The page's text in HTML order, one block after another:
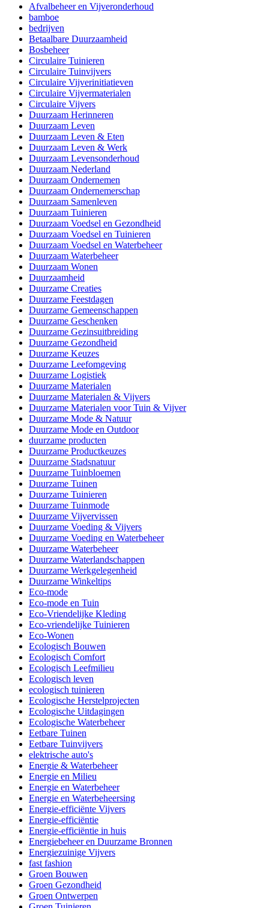
Afvalbeheer en Vijveronderhoud
bamboe
bedrijven
Betaalbare Duurzaamheid
Bosbeheer
Circulaire Tuinieren
Circulaire Tuinvijvers
Circulaire Vijverinitiatieven
Circulaire Vijvermaterialen
Circulaire Vijvers
Duurzaam Herinneren
Duurzaam Leven
Duurzaam Leven & Eten
Duurzaam Leven & Werk
Duurzaam Levensonderhoud
Duurzaam Nederland
Duurzaam Ondernemen
Duurzaam Ondernemerschap
Duurzaam Samenleven
Duurzaam Tuinieren
Duurzaam Voedsel en Gezondheid
Duurzaam Voedsel en Tuinieren
Duurzaam Voedsel en Waterbeheer
Duurzaam Waterbeheer
Duurzaam Wonen
Duurzaamheid
Duurzame Creaties
Duurzame Feestdagen
Duurzame Gemeenschappen
Duurzame Geschenken
Duurzame Gezinsuitbreiding
Duurzame Gezondheid
Duurzame Keuzes
Duurzame Leefomgeving
Duurzame Logistiek
Duurzame Materialen
Duurzame Materialen & Vijvers
Duurzame Materialen voor Tuin & Vijver
Duurzame Mode & Natuur
Duurzame Mode en Outdoor
duurzame producten
Duurzame Productkeuzes
Duurzame Stadsnatuur
Duurzame Tuinbloemen
Duurzame Tuinen
Duurzame Tuinieren
Duurzame Tuinmode
Duurzame Vijvervissen
Duurzame Voeding & Vijvers
Duurzame Voeding en Waterbeheer
Duurzame Waterbeheer
Duurzame Waterlandschappen
Duurzame Werkgelegenheid
Duurzame Winkeltips
Eco-mode
Eco-mode en Tuin
Eco-Vriendelijke Kleding
Eco-vriendelijke Tuinieren
Eco-Wonen
Ecologisch Bouwen
Ecologisch Comfort
Ecologisch Leefmilieu
Ecologisch leven
ecologisch tuinieren
Ecologische Herstelprojecten
Ecologische Uitdagingen
Ecologische Waterbeheer
Eetbare Tuinen
Eetbare Tuinvijvers
elektrische auto's
Energie & Waterbeheer
Energie en Milieu
Energie en Waterbeheer
Energie en Waterbeheersing
Energie-efficiënte Vijvers
Energie-efficiëntie
Energie-efficiëntie in huis
Energiebeheer en Duurzame Bronnen
Energiezuinige Vijvers
fast fashion
Groen Bouwen
Groen Gezondheid
Groen Ontwerpen